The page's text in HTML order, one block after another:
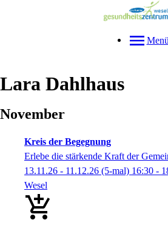
Lara Dahlhaus
November
Kreis der Begegnung
Erlebe die stärkende Kraft der
13.11.26 - 11.12.26 (5-mal) 16:30 -
Wesel